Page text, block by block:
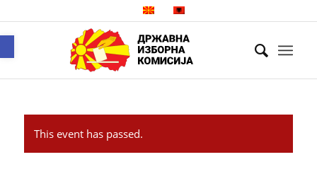
This event has passed.
Open toolbar